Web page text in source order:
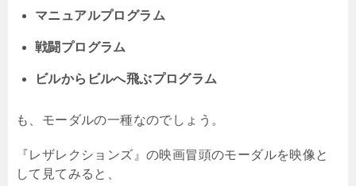
マニュアルプログラム
戦闘プログラム
ビルからビルへ飛ぶプログラム
も、モーダルの一種なのでしょう。
『レザレクションズ』の映画冒頭のモーダルを映像と
して見てみると、